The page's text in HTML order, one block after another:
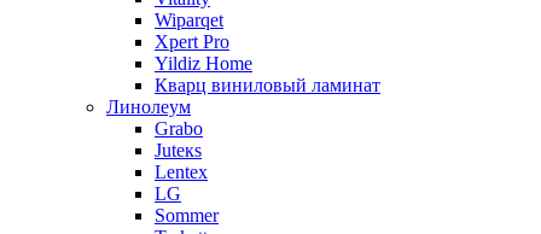
Wiparqet
Xpert Pro
Yildiz Home
Кварц виниловый ламинат
Линолеум
Grabo
Juteкs
Lentex
LG
Sommer